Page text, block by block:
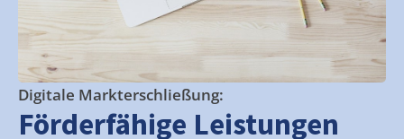
Digitale Markterschließung:
Förderfähige Leistungen